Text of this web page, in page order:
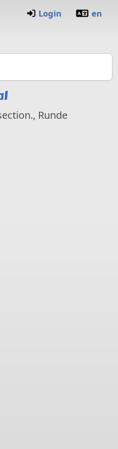
Login en
Runde